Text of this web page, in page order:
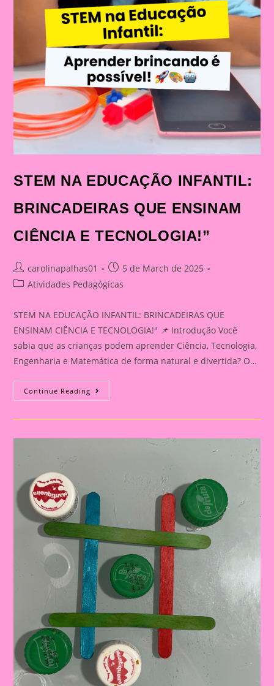
STEM NA EDUCAÇÃO INFANTIL:
BRINCADEIRAS QUE ENSINAM
CIÊNCIA E TECNOLOGIA!”
Post
author:
carolinapalhas01
Post
published:
5 de March de 2025
PostAtividades Pedagógicas
STEM NA EDUCAÇÃO INFANTIL: BRINCADEIRAS QUE
ENSINAM CIÊNCIA E TECNOLOGIA!" 📌 Introdução Você
sabia que as crianças podem aprender Ciência, Tecnologia,
Engenharia e Matemática de forma natural e divertida? O…
Continue Reading STEM
NA
ENSINAM